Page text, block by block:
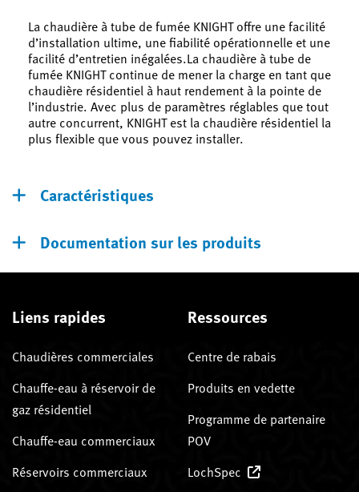
La chaudière à tube de fumée KNIGHT offre une facilité
d’installation ultime, une fiabilité opérationnelle et une
facilité d’entretien inégalées.La chaudière à tube de
fumée KNIGHT continue de mener la charge en tant que
chaudière résidentiel à haut rendement à la pointe de
l’industrie. Avec plus de paramètres réglables que tout
autre concurrent, KNIGHT est la chaudière résidentiel la
plus flexible que vous pouvez installer.
Caractéristiques
Documentation sur les produits
Liens rapides
Chaudières commerciales
Chauffe-eau à réservoir de
gaz résidentiel
Chauffe-eau commerciaux
Réservoirs commerciaux
Ressources
Centre de rabais
Produits en vedette
Programme de partenaire
POV
LochSpec